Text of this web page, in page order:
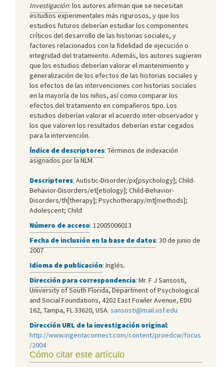
Investigación: los autores afirman que se necesitan
estudios experimentales más rigurosos, y que los
estudios futuros deberían estudiar los componentes
críticos del desarrollo de las historias sociales, y
factores relacionados con la fidelidad de ejecución o
integridad del tratamiento. Además, los autores sugieren
que los estudios deberían valorar el mantenimiento y
generalización de los efectos de las historias sociales y
los efectos de las intervenciones con historias sociales
en la mayoría de los niños, así como comparar los
efectos del tratamiento en compañeros tipo. Los
estudios deberían valorar el acuerdo inter-observador y
los que valoren los resultados deberían estar cegados
para la intervención.
Índice de descriptores: Términos de indexación
asignados por la NLM.
Descriptores: Autistic-Disorder/px[psychology]; Child-
Behavior-Disorders/et[etiology]; Child-Behavior-
Disorders/th[therapy]; Psychotherapy/mt[methods];
Adolescent; Child
Número de acceso: 12005006013
Fecha de inclusión en la base de datos: 30 de junio de
2007
Idioma de publicación: Inglés.
Dirección para correspondencia: Mr. F J Sansosti,
University of South Florida, Department of Psychological
and Social Foundations, 4202 East Fowler Avenue, EDU
162, Tampa, FL 33620, USA. sansosti@mail.usf.edu
Dirección URL de la investigación original:
http://www.ingentaconnect.com/content/proedcw/focus
/2004
Cómo citar este artículo